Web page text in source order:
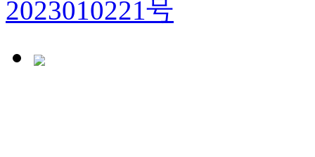
2023010221号